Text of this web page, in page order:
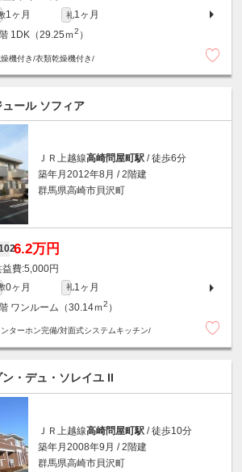
1ヶ月 礼1ヶ月
1DK（29.25ｍ2 ）
機付き/衣類乾燥機付き/
ュール ソフィア
ＪＲ上越線高崎問屋町駅 / 徒歩6分
築年月2012年8月 / 2階建
群馬県高崎市貝沢町
6.2万円
5,000円
0ヶ月 礼1ヶ月
ワンルーム（30.14ｍ2 ）
ターホン完備/対面式システムキッチン/
ン・デュ・ソレイユ II
ＪＲ上越線高崎問屋町駅 / 徒歩10分
築年月2008年9月 / 2階建
群馬県高崎市貝沢町